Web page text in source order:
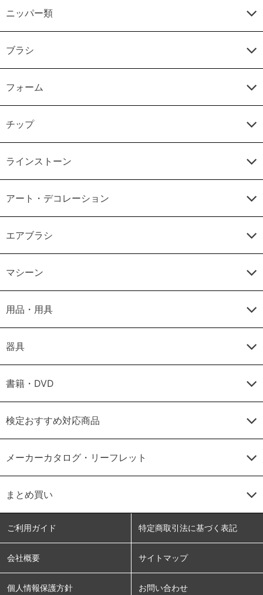
ニッパー類
ブラシ
フォーム
チップ
ラインストーン
アート・デコレーション
エアブラシ
マシーン
用品・用具
器具
書籍・DVD
検定おすすめ対応商品
メーカーカタログ・リーフレット
まとめ買い
ご利用ガイド 特定商取引法に基づく表記
会社概要 サイトマップ
個人情報保護方針 お問い合わせ